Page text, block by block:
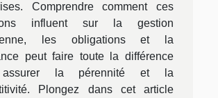
Comprendre comment ces
influent sur la gestion
les obligations et la
peut faire toute la différence
la pérennité et la
Plongez dans cet article